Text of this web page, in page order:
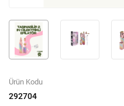
Ürün Kodu
292704